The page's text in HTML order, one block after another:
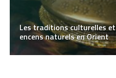
Les traditions culturelles
encens naturels en Orient